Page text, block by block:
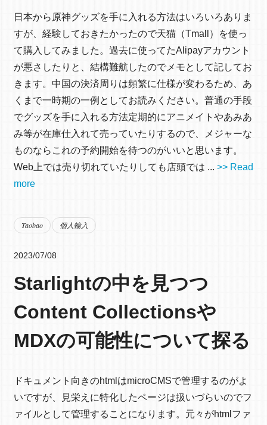
日本から原神グッズを手に入れる方法はいろいろありま
すが、経験しておきたかったので天猫（Tmall）を使っ
て購入してみました。過去に使ってたAlipayアカウント
が悪さしたりと、結構難航したのでメモとして記してお
きます。中国の決済周りは頻繁に仕様が変わるため、あ
くまで一時期の一例としてお読みください。普通の手段
でグッズを手に入れる方法定期的にアニメイトやあみあ
み等が在庫仕入れて売っていたりするので、メジャーな
ものならこれの予約開始を待つのがいいと思います。
Web上では売り切れていたりしても店頭では ... >> Read
more
Taobao 個人輸入
2023/07/08
Starlightの中を見つつ
Content Collectionsや
MDXの可能性について探る
ドキュメント向きのhtmlはmicroCMSで管理するのがよ
いですが、見栄えに特化したページは扱いづらいのでフ
ァイルとして管理することになります。元々がhtmlファ